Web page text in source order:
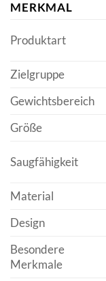
MERKMAL
Produktart
Zielgruppe
Gewichtsbereich
Größe
Saugfähigkeit
Material
Design
Besondere
Merkmale